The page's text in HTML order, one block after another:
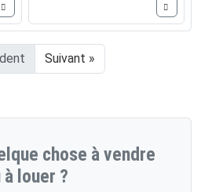
Suivant »
chose à vendre
à louer ?